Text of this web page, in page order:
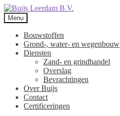
Menu
Bouwstoffen
Grond-, water- en wegenbouw
Diensten
Zand- en grindhandel
Overslag
Bevrachtingen
Over Buijs
Contact
Certificeringen